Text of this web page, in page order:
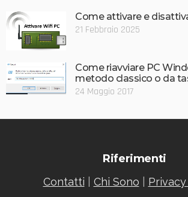
Come attivare e
21 Febbraio 2025
Come riavviare PC
metodo classico o da
24 Maggio 2017
Riferimenti
Contatti Chi Sono